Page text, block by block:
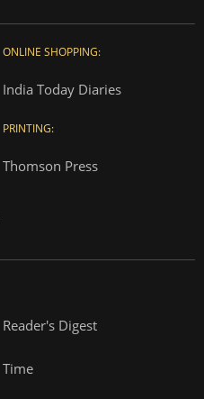
ONLINE SHOPPING:
India Today Diaries
PRINTING:
Thomson Press
Reader's Digest
Time